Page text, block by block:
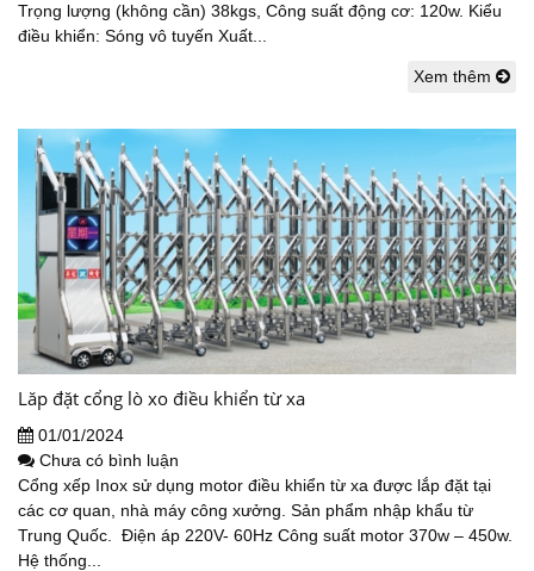
Trọng lượng (không cần) 38kgs, Công suất động cơ: 120w. Kiểu
điều khiển: Sóng vô tuyến Xuất...
Xem thêm
Lăp đặt cổng lò xo điều khiển từ xa
01/01/2024
Chưa có bình luận
Cổng xếp Inox sử dụng motor điều khiển từ xa được lắp đặt tại
các cơ quan, nhà máy công xưởng. Sản phẩm nhập khẩu từ
Trung Quốc. Điện áp 220V- 60Hz Công suất motor 370w – 450w.
Hệ thống...